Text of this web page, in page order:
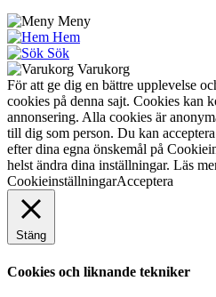
Meny
Hem
Sök
Varukorg
För att ge dig en bättre upplevelse
cookies på denna sajt. Cookies kan
annonsering. Alla cookies är
till dig som person. Du kan
efter dina egna önskemål på
helst ändra dina inställningar. Läs
CookieinställningarAcceptera
Stäng
Cookies och liknande tekniker